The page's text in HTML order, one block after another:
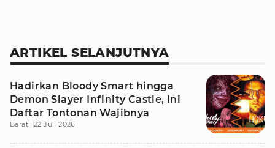
ARTIKEL SELANJUTNYA
Hadirkan Bloody Smart hingga
Demon Slayer Infinity Castle, Ini
Daftar Tontonan Wajibnya
Barat 22 Juli 2026